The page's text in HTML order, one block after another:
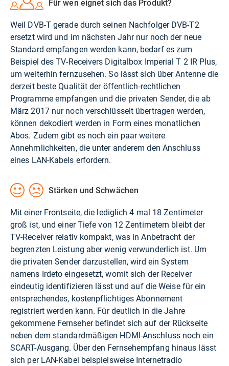
Für wen eignet sich das Produkt?
Weil DVB-T gerade durch seinen Nachfolger DVB-T2
ersetzt wird und im nächsten Jahr nur noch der neue
Standard empfangen werden kann, bedarf es zum
Beispiel des TV-Receivers Digitalbox Imperial T 2 IR Plus,
um weiterhin fernzusehen. So lässt sich über Antenne die
derzeit beste Qualität der öffentlich-rechtlichen
Programme empfangen und die privaten Sender, die ab
März 2017 nur noch verschlüsselt übertragen werden,
können dekodiert werden in Form eines monatlichen
Abos. Zudem gibt es noch ein paar weitere
Annehmlichkeiten, die unter anderem den Anschluss
eines LAN-Kabels erfordern.
Stärken und Schwächen
Mit einer Frontseite, die lediglich 4 mal 18 Zentimeter
groß ist, und einer Tiefe von 12 Zentimetern bleibt der
TV-Receiver relativ kompakt, was in Anbetracht der
begrenzten Leistung aber wenig verwunderlich ist. Um
die privaten Sender darzustellen, wird ein System
namens Irdeto eingesetzt, womit sich der Receiver
eindeutig identifizieren lässt und auf die Weise für ein
entsprechendes, kostenpflichtiges Abonnement
registriert werden kann. Für deutlich in die Jahre
gekommene Fernseher befindet sich auf der Rückseite
neben dem standardmäßigen HDMI-Anschluss noch ein
SCART-Ausgang. Über den Fernsehempfang hinaus lässt
sich per LAN-Kabel beispielsweise Internetradio